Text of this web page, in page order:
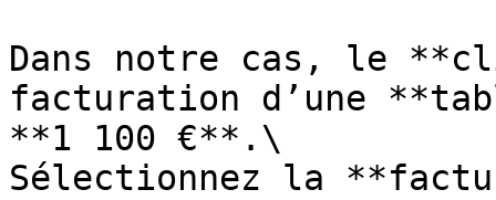
Dans notre cas, le
facturation d’une
**1 100 €**.\
Sélectionnez la